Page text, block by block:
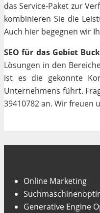
das Service-Paket zur
kombinieren Sie die
Auch hier begegnen wir
SEO für das Gebiet
Lösungen in den
ist es die gekonnte
Unternehmens führt.
39410782 an. Wir freuen
Online Marketing
Generative Engine